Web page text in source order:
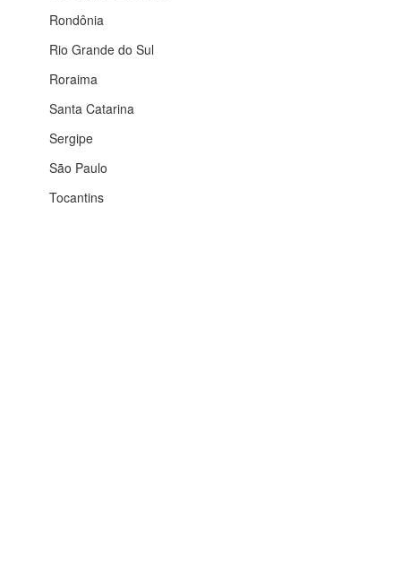
Rondônia
Rio Grande do Sul
Roraima
Santa Catarina
Sergipe
São Paulo
Tocantins